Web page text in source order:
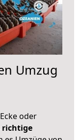
Umzug
oder
richtige